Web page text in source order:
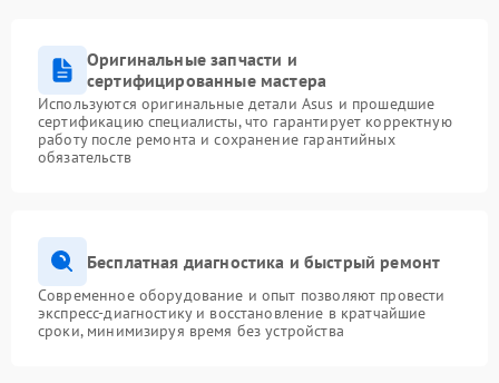
Оригинальные запчасти и
сертифицированные мастера
Используются оригинальные детали Asus и прошедшие
сертификацию специалисты, что гарантирует корректную
работу после ремонта и сохранение гарантийных
обязательств
Бесплатная диагностика и быстрый ремонт
Современное оборудование и опыт позволяют провести
экспресс-диагностику и восстановление в кратчайшие
сроки, минимизируя время без устройства